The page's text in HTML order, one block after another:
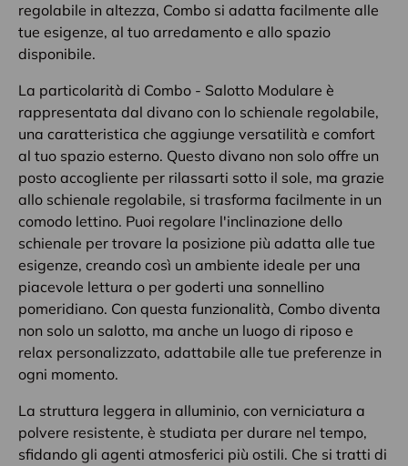
regolabile in altezza, Combo si adatta facilmente alle
tue esigenze, al tuo arredamento e allo spazio
disponibile.
La particolarità di Combo - Salotto Modulare è
rappresentata dal divano con lo schienale regolabile,
una caratteristica che aggiunge versatilità e comfort
al tuo spazio esterno. Questo divano non solo offre un
posto accogliente per rilassarti sotto il sole, ma grazie
allo schienale regolabile, si trasforma facilmente in un
comodo lettino. Puoi regolare l'inclinazione dello
schienale per trovare la posizione più adatta alle tue
esigenze, creando così un ambiente ideale per una
piacevole lettura o per goderti una sonnellino
pomeridiano. Con questa funzionalità, Combo diventa
non solo un salotto, ma anche un luogo di riposo e
relax personalizzato, adattabile alle tue preferenze in
ogni momento.
La struttura leggera in alluminio, con verniciatura a
polvere resistente, è studiata per durare nel tempo,
sfidando gli agenti atmosferici più ostili. Che si tratti di